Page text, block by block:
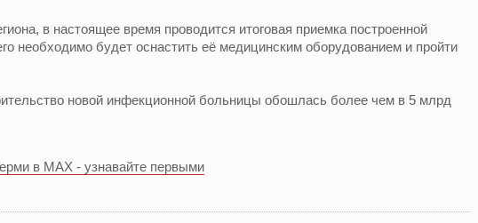
в настоящее время проводится итоговая приемка построенной
необходимо будет оснастить её медицинским оборудованием и пройти
новой инфекционной больницы обошлась более чем в 5 млрд
в MAX - узнавайте первыми